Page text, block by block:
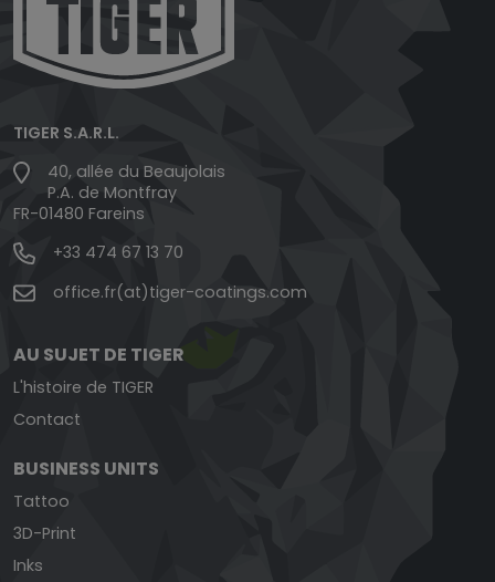
TIGER S.A.R.L.
40, allée du Beaujolais
P.A. de Montfray
FR-01480 Fareins
+33 474 67 13 70
office.fr(at)tiger-coatings.com
AU SUJET DE TIGER
L'histoire de TIGER
Contact
BUSINESS UNITS
Tattoo
3D-Print
Inks